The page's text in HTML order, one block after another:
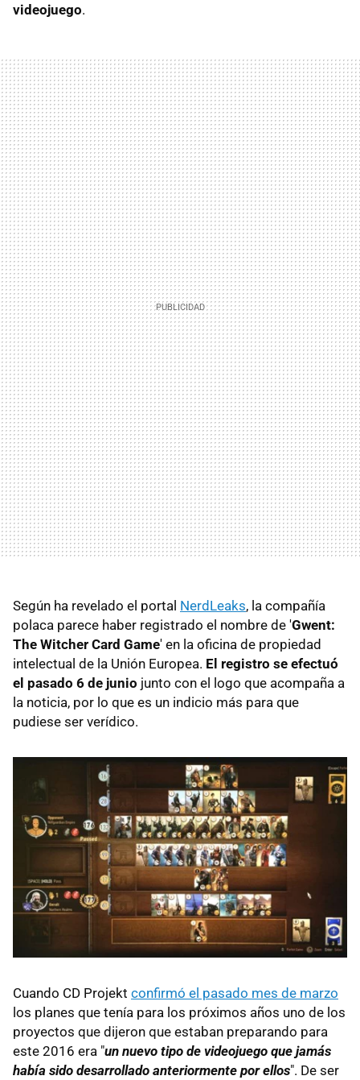
videojuego.
Según ha revelado el portal NerdLeaks, la compañía
polaca parece haber registrado el nombre de 'Gwent:
The Witcher Card Game' en la oficina de propiedad
intelectual de la Unión Europea. El registro se efectuó
el pasado 6 de junio junto con el logo que acompaña a
la noticia, por lo que es un indicio más para que
pudiese ser verídico.
Cuando CD Projekt confirmó el pasado mes de marzo
los planes que tenía para los próximos años uno de los
proyectos que dijeron que estaban preparando para
este 2016 era "un nuevo tipo de videojuego que jamás
había sido desarrollado anteriormente por ellos". De ser